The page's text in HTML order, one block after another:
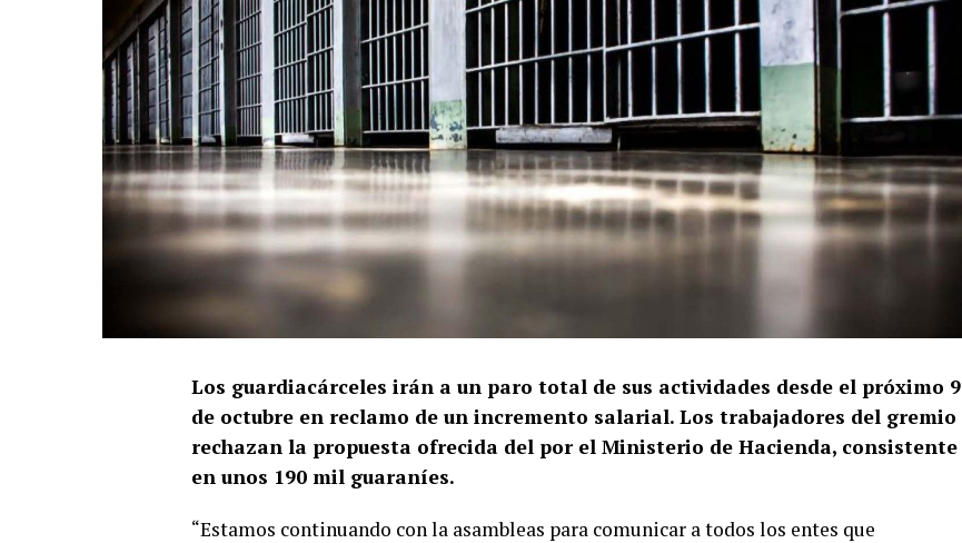
Los guardiacárceles irán a un paro total de sus actividades desde el próximo 9
de octubre en reclamo de un incremento salarial. Los trabajadores del gremio
rechazan la propuesta ofrecida del por el Ministerio de Hacienda, consistente
en unos 190 mil guaraníes.
“Estamos continuando con la asambleas para comunicar a todos los entes que